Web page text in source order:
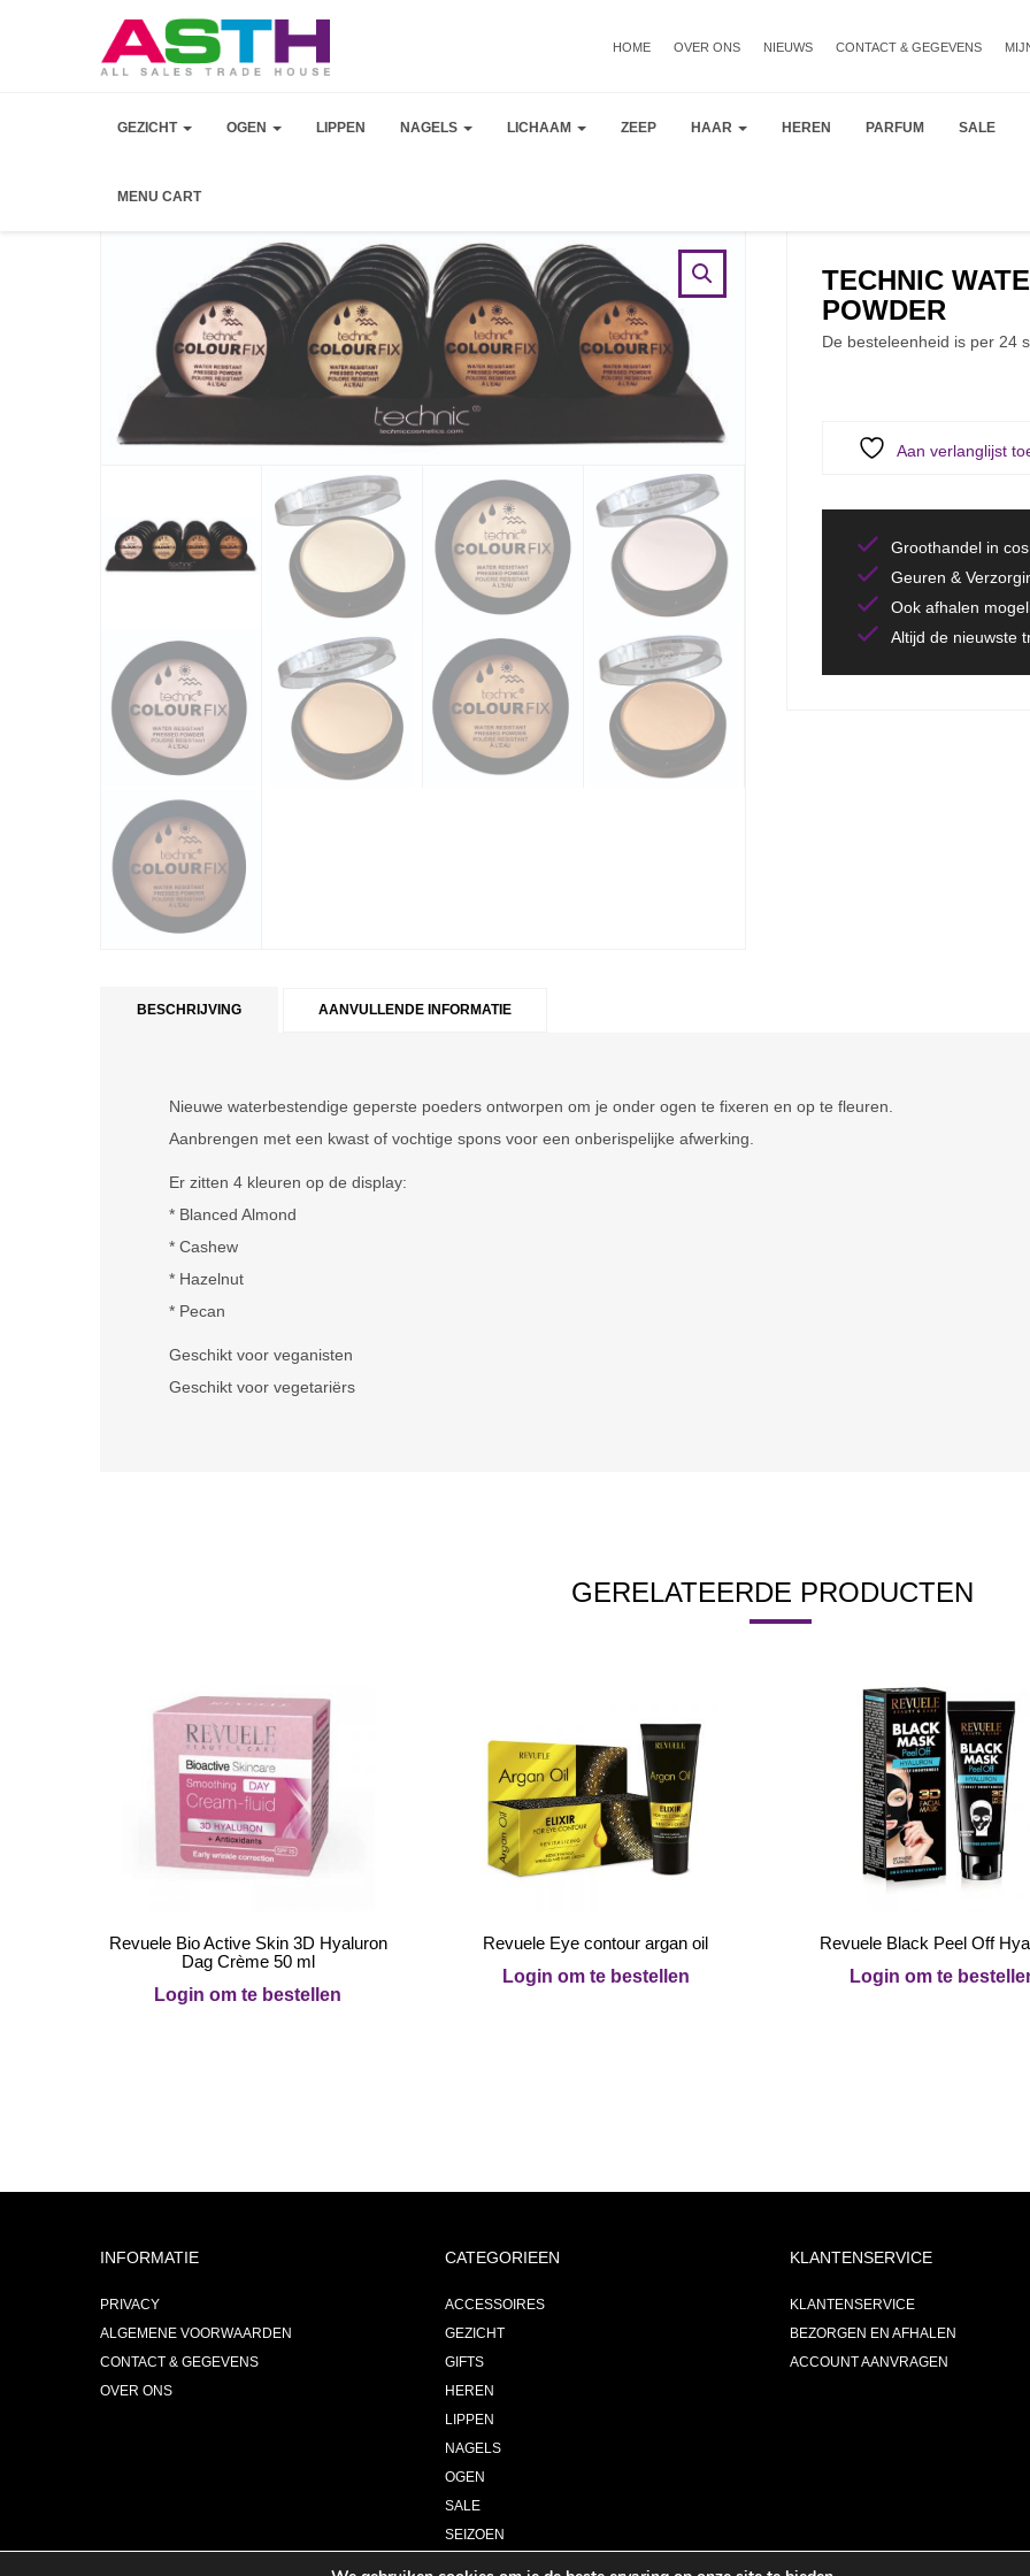
HOME OVER ONS NIEUWS CONTACT & GEGEVENS
GEZICHT OGEN LIPPEN NAGELS LICHAAM ZEEP HAAR HEREN PARFUM SALE
MENU CART
TECHNIC
POWDER
De besteleenheid is per 24
Aan verlanglijst
Groothandel in
Geuren &
Ook afhalen
Altijd de nieuwste
BESCHRIJVING AANVULLENDE INFORMATIE
Nieuwe waterbestendige geperste poeders ontworpen om je onder ogen te fixeren en op te fleuren.
Aanbrengen met een kwast of vochtige spons voor een onberispelijke afwerking.
Er zitten 4 kleuren op de display:
* Blanced Almond
* Cashew
* Hazelnut
* Pecan
Geschikt voor veganisten
Geschikt voor vegetariërs
GERELATEERDE PRODUCTEN
Revuele Bio Active Skin 3D Hyaluron
Dag Crème 50 ml
Login om te bestellen
Revuele Eye contour argan oil
Login om te bestellen
Revuele Black Peel Off
Login om te
INFORMATIE
PRIVACY
ALGEMENE VOORWAARDEN
CONTACT & GEGEVENS
OVER ONS
CATEGORIEEN
ACCESSOIRES
GEZICHT
GIFTS
HEREN
LIPPEN
NAGELS
OGEN
SALE
SEIZOEN
KLANTENSERVICE
KLANTENSERVICE
BEZORGEN EN AFHALEN
ACCOUNT AANVRAGEN